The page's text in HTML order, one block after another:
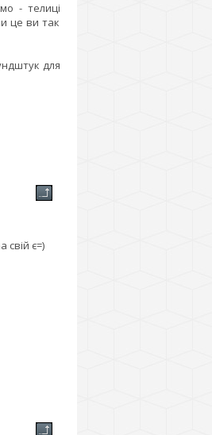
- телиці
це ви так
для
є=)